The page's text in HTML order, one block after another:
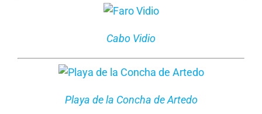
Cabo Vidio
Playa de la Concha de Artedo